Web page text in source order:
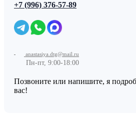
+7 (996) 376-57-89
anastasiya.dtg@mail.ru
Пн-пт, 9:00-18:00
Позвоните или напишите, я
вас!